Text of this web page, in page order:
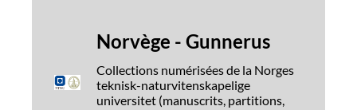
Norvège - Gunnerus
Collections numérisées de la Norges
teknisk-naturvitenskapelige
universitet (manuscrits, partitions,